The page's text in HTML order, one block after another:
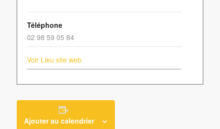
Téléphone
02 98 59 05 84
Voir Lieu site web
Ajouter au calendrier